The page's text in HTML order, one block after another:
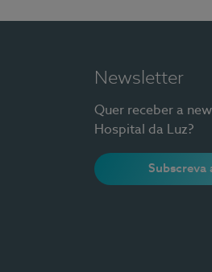
Newsletter
Quer receber a
Hospital da Luz?
Subscreva